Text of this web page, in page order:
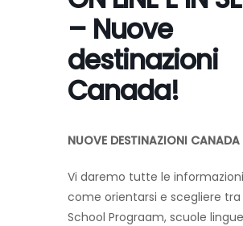
COME FUNZIONA
– Nuove
destinazioni
Canada!
NUOVE DESTINAZIONI CANADA
Vi daremo tutte le
come orientarsi e scegliere tra
School Prograam, scuole